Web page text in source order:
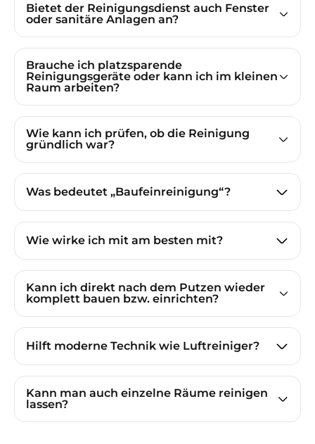
Bietet der Reinigungsdienst auch Fenster
oder sanitäre Anlagen an?
Brauche ich platzsparende
Reinigungsgeräte oder kann ich im kleinen
Raum arbeiten?
Wie kann ich prüfen, ob die Reinigung
gründlich war?
Was bedeutet „Baufeinreinigung“?
Wie wirke ich mit am besten mit?
Kann ich direkt nach dem Putzen wieder
komplett bauen bzw. einrichten?
Hilft moderne Technik wie Luftreiniger?
Kann man auch einzelne Räume reinigen
lassen?